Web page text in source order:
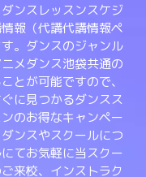
ンスレッスンスケジ
報（代講代講情報ペ
。ダンスのジャンル
メダンス池袋共通の
とが可能ですので、
に見つかるダンスス
のお得なキャンペー
ンスやスクールにつ
てお気軽に当スクー
来校、インストラク